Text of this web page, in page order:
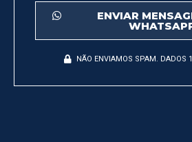
ENVIAR
NÃO ENVIAMOS SPAM. DADOS